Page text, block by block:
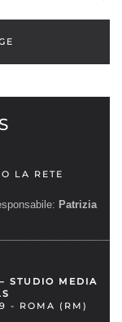
LA RETE
Patrizia
STUDIO MEDIA
- ROMA (RM)